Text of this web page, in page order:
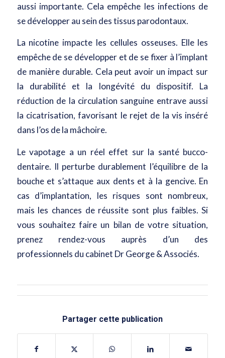
aussi importante. Cela empêche les infections de
se développer au sein des tissus parodontaux.
La nicotine impacte les cellules osseuses. Elle les
empêche de se développer et de se fixer à l’implant
de manière durable. Cela peut avoir un impact sur
la durabilité et la longévité du dispositif. La
réduction de la circulation sanguine entrave aussi
la cicatrisation, favorisant le rejet de la vis inséré
dans l’os de la mâchoire.
Le vapotage a un réel effet sur la santé bucco-
dentaire. Il perturbe durablement l’équilibre de la
bouche et s’attaque aux dents et à la gencive. En
cas d’implantation, les risques sont nombreux,
mais les chances de réussite sont plus faibles. Si
vous souhaitez faire un bilan de votre situation,
prenez rendez-vous auprès d’un des
professionnels du cabinet Dr George & Associés.
Partager cette publication